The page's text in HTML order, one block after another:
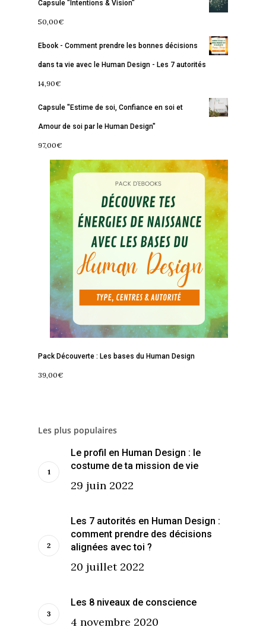
Capsule "Intentions & Vision"
50,00€
Ebook - Comment prendre les bonnes décisions
dans ta vie avec le Human Design - Les 7 autorités
14,90€
Capsule "Estime de soi, Confiance en soi et
Amour de soi par le Human Design"
97,00€
Pack Découverte : Les bases du Human Design
39,00€
Les plus populaires
Le profil en Human Design : le
costume de ta mission de vie
29 juin 2022
Les 7 autorités en Human Design :
comment prendre des décisions
alignées avec toi ?
20 juillet 2022
Les 8 niveaux de conscience
4 novembre 2020
Commence ici
Se découvrir
S’équilibrer
Se réaliser
Podcast
Services
Accompagnements
Lectures de Human
La Boussole
Libération
Programmes
Renaissance
Amour & Guérison
Membership
Boutique
À propos
Contact